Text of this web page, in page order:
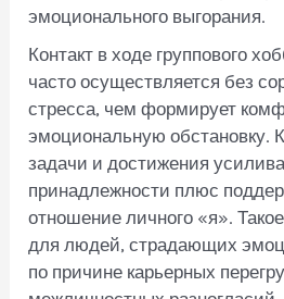
эмоционального выгорания.
Контакт в ходе группового
часто осуществляется без
стресса, чем формирует
эмоциональную обстановку.
задачи и достижения
принадлежности плюс
отношение личного «я».
для людей, страдающих
по причине карьерных